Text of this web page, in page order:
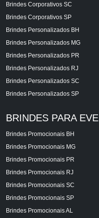
Brindes Corporativos SC
Brindes Corporativos SP
Brindes Personalizados BH
Brindes Personalizados MG
Brindes Personalizados PR
Brindes Personalizados RJ
Brindes Personalizados SC
Brindes Personalizados SP
BRINDES PARA
Brindes Promocionais BH
Brindes Promocionais MG
Brindes Promocionais PR
Brindes Promocionais RJ
Brindes Promocionais SC
Brindes Promocionais SP
Brindes Promocionais AL